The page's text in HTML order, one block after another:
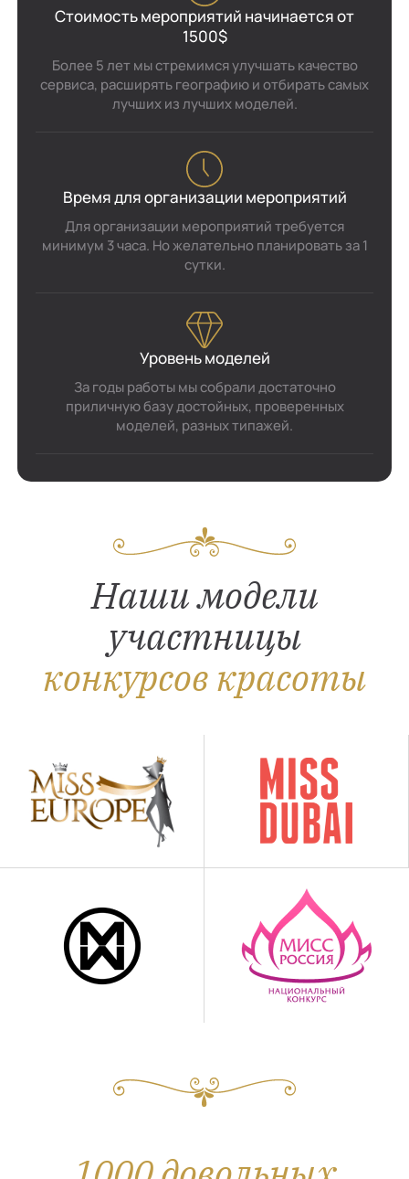
Стоимость мероприятий начинается от
1500$
Более 5 лет мы стремимся улучшать качество
сервиса, расширять географию и отбирать самых
лучших из лучших моделей.
Время для организации мероприятий
Для организации мероприятий требуется
минимум 3 часа. Но желательно планировать за 1
сутки.
Уровень моделей
За годы работы мы собрали достаточно
приличную базу достойных, проверенных
моделей, разных типажей.
Наши модели
участницы
конкурсов красоты